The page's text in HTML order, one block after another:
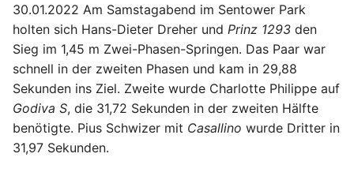
30.01.2022 Am Samstagabend im Sentower Park
holten sich Hans-Dieter Dreher und Prinz 1293 den
Sieg im 1,45 m Zwei-Phasen-Springen. Das Paar war
schnell in der zweiten Phasen und kam in 29,88
Sekunden ins Ziel. Zweite wurde Charlotte Philippe auf
Godiva S, die 31,72 Sekunden in der zweiten Hälfte
benötigte. Pius Schwizer mit Casallino wurde Dritter in
31,97 Sekunden.